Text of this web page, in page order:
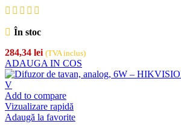
În stoc
284,34 lei (TVA inclus)
ADAUGA IN COS
Add to compare
Vizualizare rapidă
Adaugă la favorite